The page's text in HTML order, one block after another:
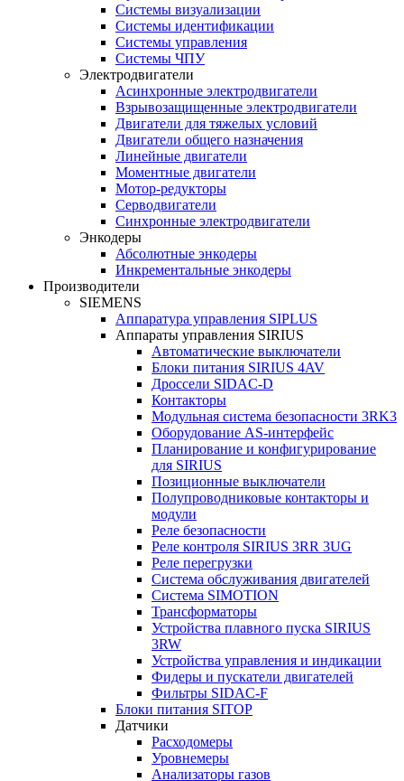
Системы визуализации
Системы идентификации
Системы управления
Системы ЧПУ
Электродвигатели
Асинхронные электродвигатели
Взрывозащищенные электродвигатели
Двигатели для тяжелых условий
Двигатели общего назначения
Линейные двигатели
Моментные двигатели
Мотор-редукторы
Серводвигатели
Синхронные электродвигатели
Энкодеры
Абсолютные энкодеры
Инкрементальные энкодеры
Производители
SIEMENS
Аппаратура управления SIPLUS
Аппараты управления SIRIUS
Автоматические выключатели
Блоки питания SIRIUS 4AV
Дроссели SIDAC-D
Контакторы
Модульная система безопасности 3RK3
Оборудование AS-интерфейс
Планирование и конфигурирование
для SIRIUS
Позиционные выключатели
Полупроводниковые контакторы и
модули
Реле безопасности
Реле контроля SIRIUS 3RR 3UG
Реле перегрузки
Сиcтема обслуживания двигателей
Система SIMOTION
Трансформаторы
Устройства плавного пуска SIRIUS
3RW
Устройства управления и индикации
Фидеры и пускатели двигателей
Фильтры SIDAC-F
Блоки питания SITOP
Датчики
Расходомеры
Уровнемеры
Анализаторы газов